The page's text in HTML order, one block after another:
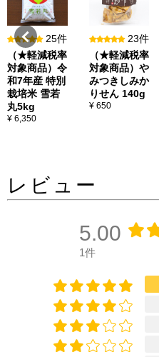
25件
（★軽減税率
対象商品）令
和7年産 特別
栽培米 雪若
丸5kg
¥ 6,350
23件
（★軽減税率
対象商品）や
みつきしみか
りせん 140g
¥ 650
レビュー
5.00
1件